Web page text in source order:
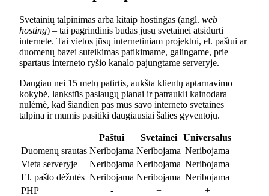
Svetainių talpinimas arba kitaip hostingas (angl. web
hosting) – tai pagrindinis būdas jūsų svetainei atsidurti
internete. Tai vietos jūsų internetiniam projektui, el. paštui ar
duomenų bazei suteikimas patikimame, galingame, prie
spartaus interneto ryšio kanalo pajungtame serveryje.
Daugiau nei 15 metų patirtis, aukšta klientų aptarnavimo
kokybė, lankstūs paslaugų planai ir patraukli kainodara
nulėmė, kad šiandien pas mus savo interneto svetaines
talpina ir mumis pasitiki daugiausiai šalies gyventojų.
Paštui Svetainei
Universalus
Duomenų srautas Neribojama Neribojama Neribojama
Vieta serveryje
Neribojama Neribojama Neribojama
El. pašto dėžutės Neribojama Neribojama Neribojama
PHP
- +
+